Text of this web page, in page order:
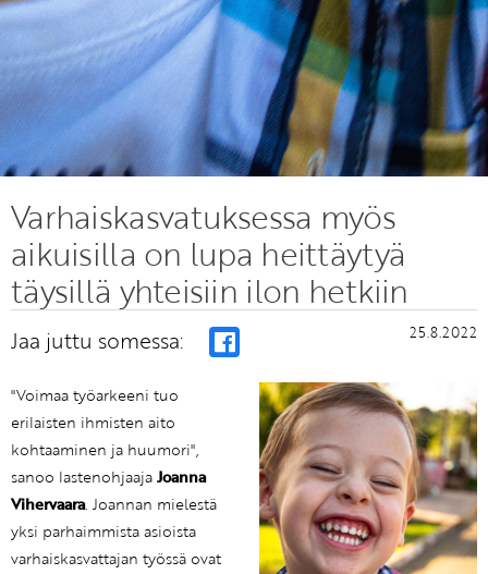
Varhaiskasvatuksessa myös
aikuisilla on lupa heittäytyä
täysillä yhteisiin ilon hetkiin
Jaa juttu somessa: 25.8.2022
"Voimaa työarkeeni tuo
erilaisten ihmisten aito
kohtaaminen ja huumori",
sanoo lastenohjaaja Joanna
Vihervaara. Joannan mielestä
yksi parhaimmista asioista
varhaiskasvattajan työssä ovat